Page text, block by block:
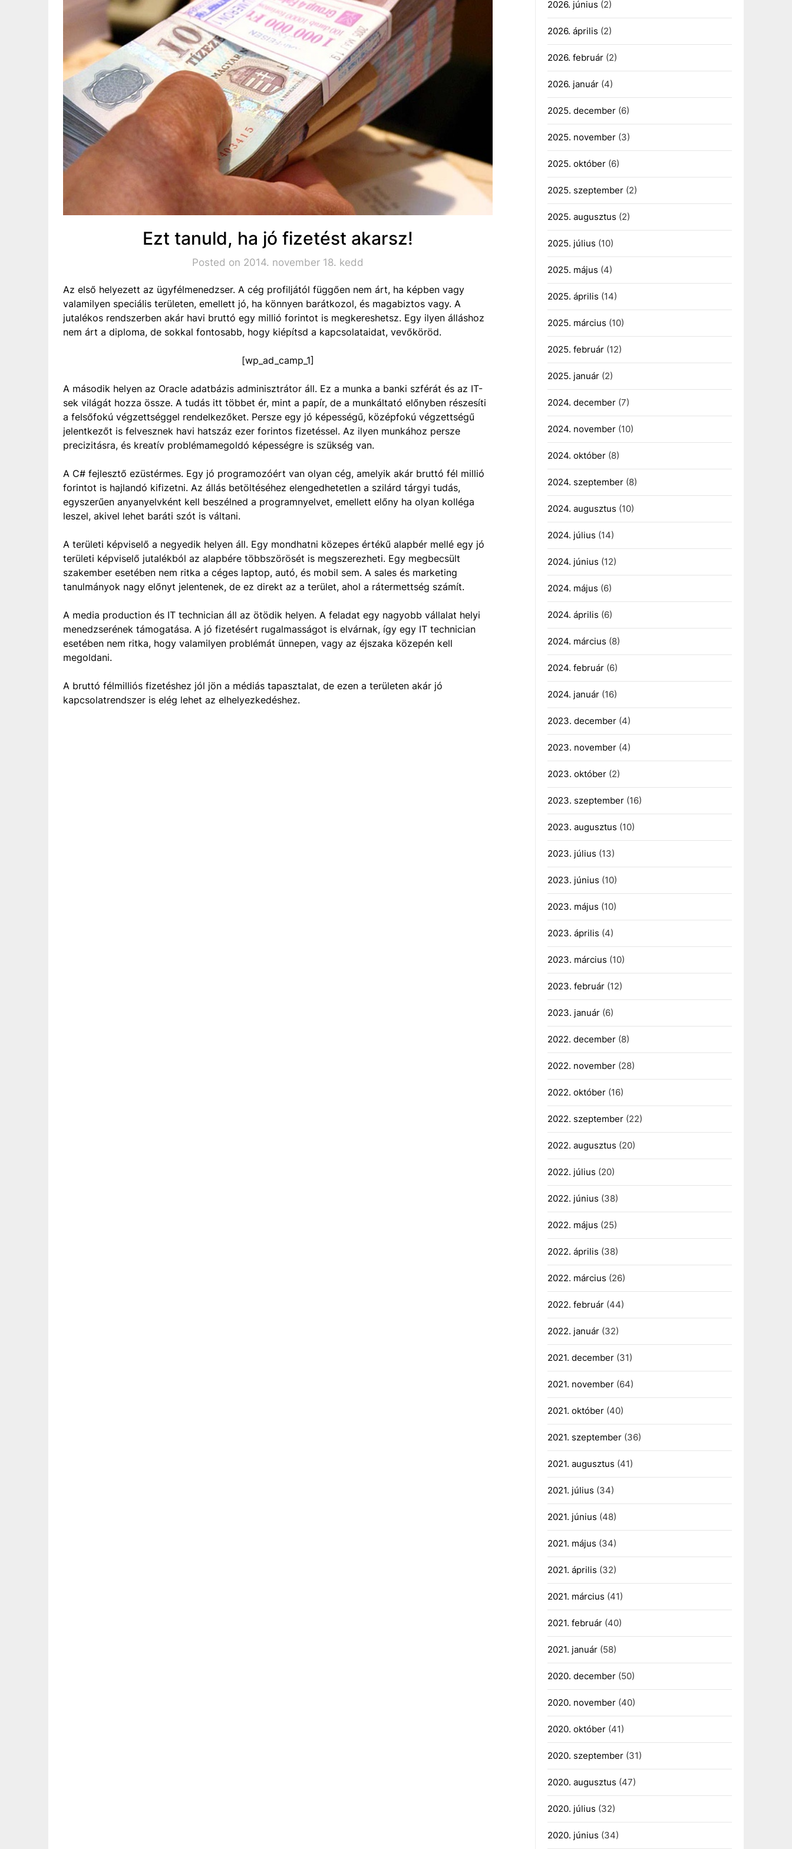
Ezt tanuld, ha jó fizetést akarsz!
Posted on 2014. november 18. kedd
Az első helyezett az ügyfélmenedzser. A cég profiljától függően nem árt, ha képben vagy
valamilyen speciális területen, emellett jó, ha könnyen barátkozol, és magabiztos vagy. A
jutalékos rendszerben akár havi bruttó egy millió forintot is megkereshetsz. Egy ilyen álláshoz
nem árt a diploma, de sokkal fontosabb, hogy kiépítsd a kapcsolataidat, vevőköröd.
[wp_ad_camp_1]
A második helyen az Oracle adatbázis adminisztrátor áll. Ez a munka a banki szférát és az IT-
sek világát hozza össze. A tudás itt többet ér, mint a papír, de a munkáltató előnyben részesíti
a felsőfokú végzettséggel rendelkezőket. Persze egy jó képességű, középfokú végzettségű
jelentkezőt is felvesznek havi hatszáz ezer forintos fizetéssel. Az ilyen munkához persze
precizitásra, és kreatív problémamegoldó képességre is szükség van.
A C# fejlesztő ezüstérmes. Egy jó programozóért van olyan cég, amelyik akár bruttó fél millió
forintot is hajlandó kifizetni. Az állás betöltéséhez elengedhetetlen a szilárd tárgyi tudás,
egyszerűen anyanyelvként kell beszélned a programnyelvet, emellett előny ha olyan kolléga
leszel, akivel lehet baráti szót is váltani.
A területi képviselő a negyedik helyen áll. Egy mondhatni közepes értékű alapbér mellé egy jó
területi képviselő jutalékból az alapbére többszörösét is megszerezheti. Egy megbecsült
szakember esetében nem ritka a céges laptop, autó, és mobil sem. A sales és marketing
tanulmányok nagy előnyt jelentenek, de ez direkt az a terület, ahol a rátermettség számít.
A media production és IT technician áll az ötödik helyen. A feladat egy nagyobb vállalat helyi
menedzserének támogatása. A jó fizetésért rugalmasságot is elvárnak, így egy IT technician
esetében nem ritka, hogy valamilyen problémát ünnepen, vagy az éjszaka közepén kell
megoldani.
A bruttó félmilliós fizetéshez jól jön a médiás tapasztalat, de ezen a területen akár jó
kapcsolatrendszer is elég lehet az elhelyezkedéshez.
2026. június (2)
2026. április (2)
2026. február(2)
2026. január(4)
2025. december(6)
2025. november(3)
2025. október(6)
2025. szeptember(2)
2025. augusztus (2)
2025. július (10)
2025. május (4)
2025. április (14)
2025. március (10)
2025. február(12)
2025. január(2)
2024. december(7)
2024. november(10)
2024. október(8)
2024. szeptember(8)
2024. augusztus (10)
2024. július (14)
2024. június (12)
2024. május (6)
2024. április (6)
2024. március (8)
2024. február(6)
2024. január(16)
2023. december(4)
2023. november(4)
2023. október(2)
2023. szeptember(16)
2023. augusztus (10)
2023. július (13)
2023. június (10)
2023. május (10)
2023. április (4)
2023. március (10)
2023. február(12)
2023. január(6)
2022. december(8)
2022. november(28)
2022. október(16)
2022. szeptember(22)
2022. augusztus (20)
2022. július (20)
2022. június (38)
2022. május (25)
2022. április (38)
2022. március (26)
2022. február(44)
2022. január(32)
2021. december(31)
2021. november(64)
2021. október(40)
2021. szeptember(36)
2021. augusztus (41)
2021. július (34)
2021. június (48)
2021. május (34)
2021. április (32)
2021. március (41)
2021. február(40)
2021. január(58)
2020. december(50)
2020. november(40)
2020. október(41)
2020. szeptember(31)
2020. augusztus (47)
2020. július (32)
2020. június (34)